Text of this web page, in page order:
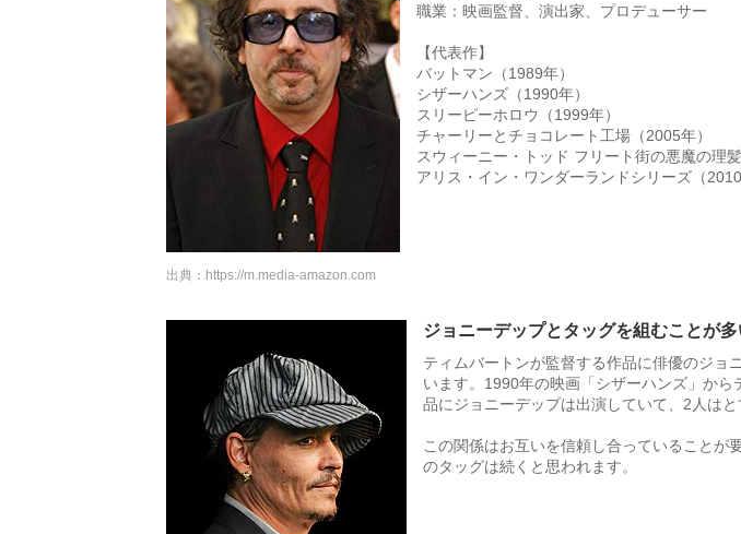
職業：映画監督、演出家、プロデューサー
【代表作】
バットマン（1989年）
シザーハンズ（1990年）
スリーピーホロウ（1999年）
チャーリーとチョコレート工場（2005年）
スウィーニー・トッド フリート街の悪魔の理
アリス・イン・ワンダーランドシリーズ（2010
出典： https://m.media-amazon.com
ジョニーデップとタッグを組むことが多
ティムバートンが監督する作品に俳優のジョ
います。1990年の映画「シザーハンズ」から
品にジョニーデップは出演していて、2人はと
この関係はお互いを信頼し合っていることが
のタッグは続くと思われます。